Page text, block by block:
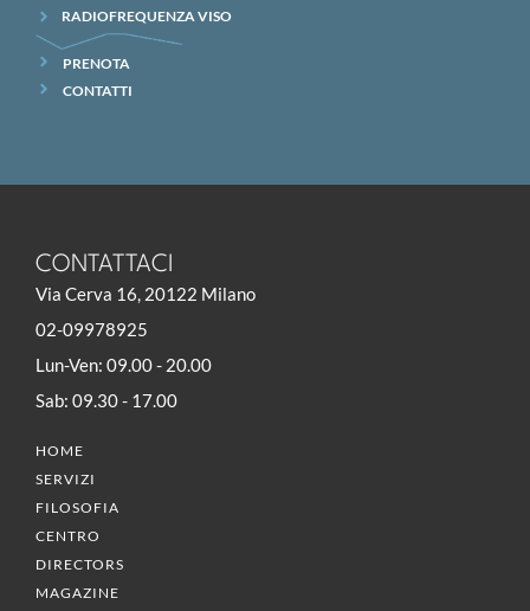
RADIOFREQUENZA VISO
PRENOTA
CONTATTI
CONTATTACI
Via Cerva 16, 20122 Milano
02-09978925
Lun-Ven: 09.00 - 20.00
Sab: 09.30 - 17.00
HOME
SERVIZI
FILOSOFIA
CENTRO
DIRECTORS
MAGAZINE